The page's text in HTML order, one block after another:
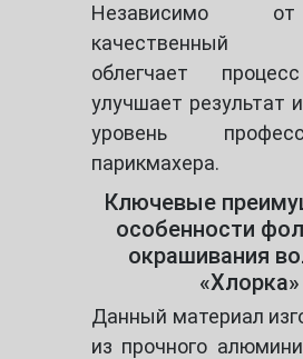
Независимо
качественный
облегчает
улучшает результат
уровень
парикмахера.
Ключевые
особенности
окрашивания
«Хлорка»
Данный материал
из прочного